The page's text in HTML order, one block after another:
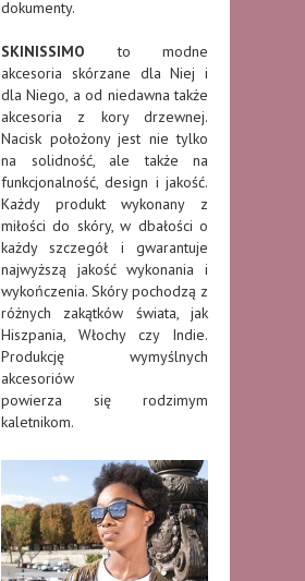
dokumenty.
SKINISSIMO to modne
akcesoria skórzane dla Niej i
dla Niego, a od niedawna także
akcesoria z kory drzewnej.
Nacisk położony jest nie tylko
na solidność, ale także na
funkcjonalność, design i jakość.
Każdy produkt wykonany z
miłości do skóry, w dbałości o
każdy szczegół i gwarantuje
najwyższą jakość wykonania i
wykończenia. Skóry pochodzą z
różnych zakątków świata, jak
Hiszpania, Włochy czy Indie.
Produkcję wymyślnych
akcesoriów
powierza się rodzimym
kaletnikom.